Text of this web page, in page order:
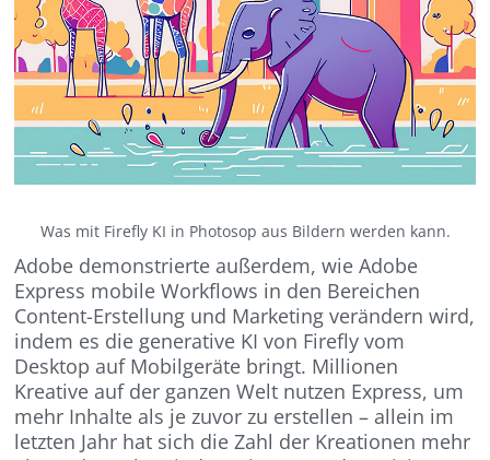
Was mit Firefly KI in Photosop aus Bildern werden kann.
Adobe demonstrierte außerdem, wie Adobe
Express mobile Workflows in den Bereichen
Content-Erstellung und Marketing verändern wird,
indem es die generative KI von Firefly vom
Desktop auf Mobilgeräte bringt. Millionen
Kreative auf der ganzen Welt nutzen Express, um
mehr Inhalte als je zuvor zu erstellen – allein im
letzten Jahr hat sich die Zahl der Kreationen mehr